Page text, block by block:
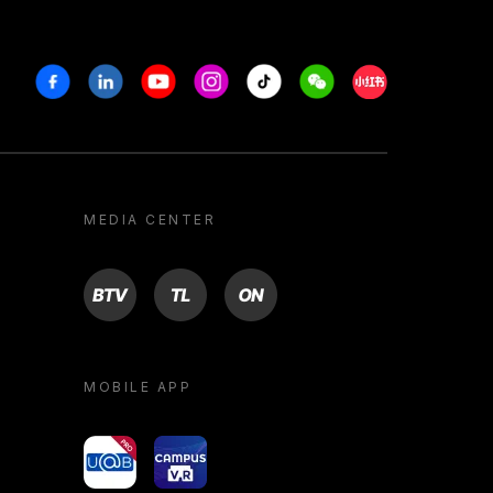
FacebookLinkedinYoutubeInstagram
Tiktok WeechatXiaohongshu/
MEDIA CENTER
BTV TL ON
MOBILE APP
yoU@B Campus VR